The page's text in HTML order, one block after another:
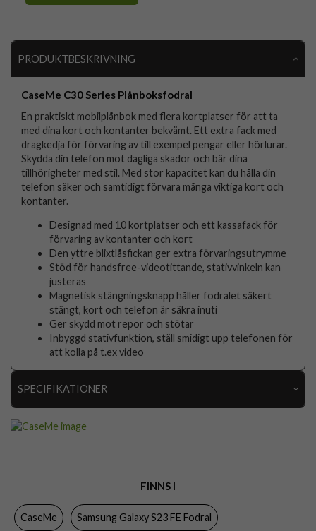
PRODUKTBESKRIVNING
CaseMe C30 Series Plånboksfodral
En praktiskt mobilplånbok med flera kortplatser för att ta
med dina kort och kontanter bekvämt. Ett extra fack med
dragkedja för förvaring av till exempel pengar eller hörlurar.
Skydda din telefon mot dagliga skador och bär dina
tillhörigheter med stil. Med stor kapacitet kan du hålla din
telefon säker och samtidigt förvara många viktiga kort och
kontanter.
Designad med 10 kortplatser och ett kassafack för
förvaring av kontanter och kort
Den yttre blixtlåsfickan ger extra förvaringsutrymme
Stöd för handsfree-videotittande, stativvinkeln kan
justeras
Magnetisk stängningsknapp håller fodralet säkert
stängt, kort och telefon är säkra inuti
Ger skydd mot repor och stötar
Inbyggd stativfunktion, ställ smidigt upp telefonen för
att kolla på t.ex video
SPECIFIKATIONER
Dragkedja, Kortfack, Stativfunktion
Färg
FINNS I
CaseMe Samsung Galaxy S23 FE Fodral